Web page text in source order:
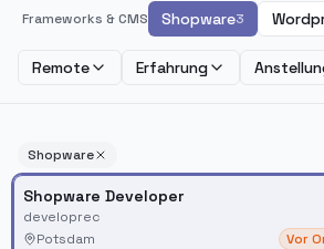
Frameworks & CMS Shopware3
Remote Erfahrung
Shopware
Shopware Developer
developrec
Potsdam
Vor